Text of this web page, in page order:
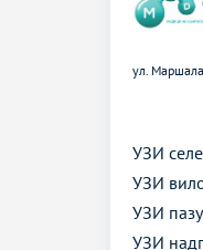
ул. Маршала
УЗИ
УЗИ
УЗИ
УЗИ